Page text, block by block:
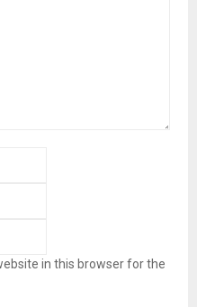
in this browser for the